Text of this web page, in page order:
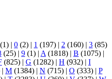
(1) | 0 (2) | 1 (197) | 2 (160) | 3 (85)
(25) | 9 (1) | A (1818) | B (1075) |
(825) | G (1282) | H (932) | I
| M (1384) | N (715) | O (333) | P